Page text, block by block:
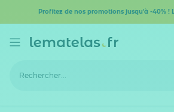
Profitez de nos promotions jusqu'à -40% !